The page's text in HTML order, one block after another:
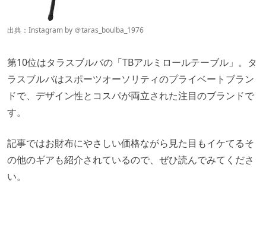
出典：Instagram by ＠taras_boulba_1976
第10位はタラスブルバの「TBアルミロールテーブル」。タ
ラスブルバはスポーツオーソリティのプライベートブラン
ドで、デザイン性とコスパが両立された注目のブランドで
す。
記事ではお財布にやさしい価格ながら見た目もイケてるそ
の他のギアも紹介されているので、ぜひ読んでみてくださ
い。